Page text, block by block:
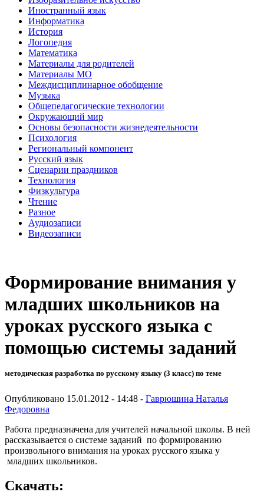
Иностранный язык
Информатика
История
Логопедия
Математика
Материалы для родителей
Материалы МО
Междисциплинарное обобщение
Музыка
Общепедагогические технологии
Окружающий мир
Основы безопасности жизнедеятельности
Психология
Региональный компонент
Русский язык
Сценарии праздников
Технология
Физкультура
Чтение
Разное
Аудиозаписи
Видеозаписи
Формирование внимания у
младших школьников на
уроках русского языка с
помощью системы заданий
методическая разработка по русскому языку (3 класс) по теме
Опубликовано 15.01.2012 - 14:48 - Гаврюшина Наталья
Федоровна
Работа предназначена для учителей начальной школы. В ней
рассказывается о системе заданий по формированию
произвольного внимания на уроках русского языка у
младших школьников.
Скачать: